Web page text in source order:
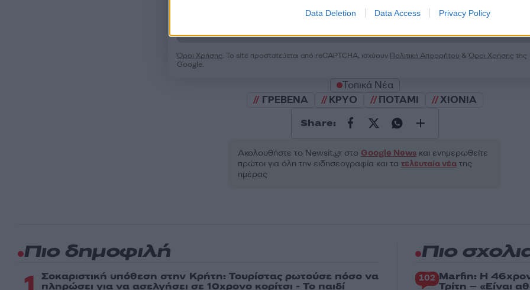
Data Deletion Data Access Privacy Policy
Όροι Χρήσης. Το site προστατεύεται από reCAPTCHA, ισχύουν Πολιτική Απορρήτου &Όροι Χρήσης της
Google.
Τοπικά Νέα
ΓΡΕΒΕΝΑ
ΚΡΥΟ ΠΟΤΑΜΙ ΧΙΟΝΙΑ
Share:
Ακολουθήστε το Νewsit.gr στο Google Newsκαι ενημερωθείτε
πρώτοι για όλη την ειδησεογραφία και τα τελευταία νέατης
ημέρας
Πιο δημοφιλή
Σοκαριστική υπόθεση στην Κρήτη: Τουρίστας ρωτούσε πόσο να
πληρώσει για να ασελγήσει σε 10χρονο κορίτσι - Το παιδί
Πιο
102 Marfin: Η
Τρίτη – «Είναι